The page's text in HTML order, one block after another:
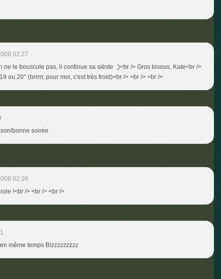
02:27
ne le bouscule pas, il continue sa sièste ;)<br /> Gros bisous, Kate<br />
ou 20° (brrrrr, pour moi, c'est très froid)<br /> <br /> <br />
soirée
02:26
!<br /> <br /> <br />
même temps Bizzzzzzzzz